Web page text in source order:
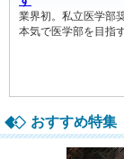
おすすめ特集